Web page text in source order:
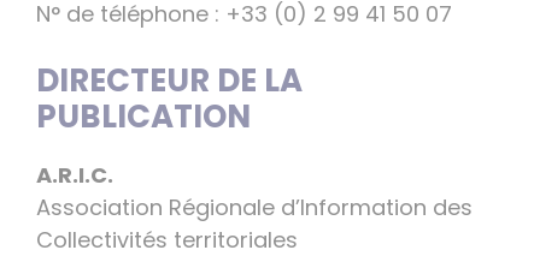
N° de téléphone : +33 (0) 2 99 41 50 07
DIRECTEUR DE LA
PUBLICATION
A.R.I.C.
Association Régionale d’Information des
Collectivités territoriales